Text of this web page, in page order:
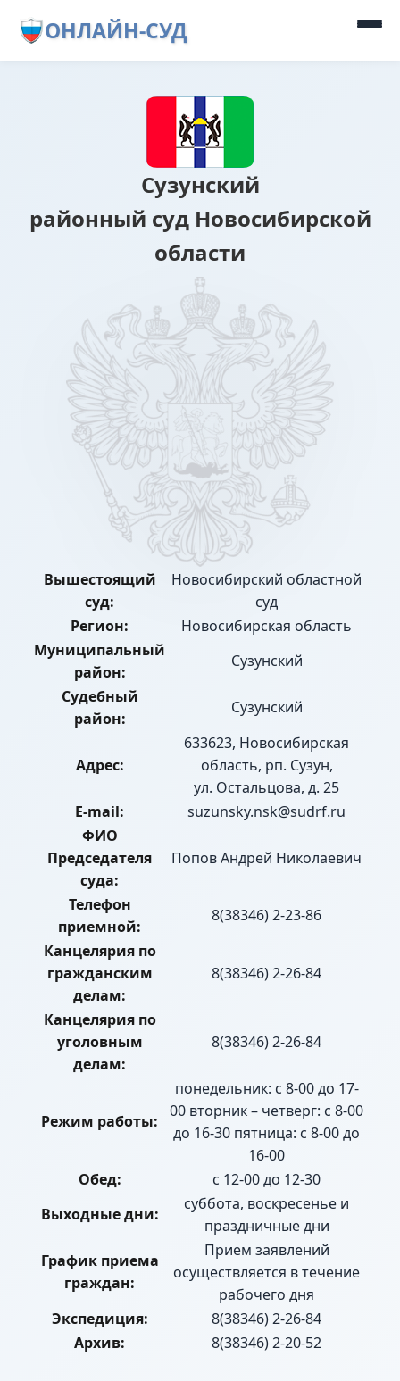
ОНЛАЙН-СУД
Сузунский
районный суд Новосибирской
области
Вышестоящий
суд:
Новосибирский областной
суд
Регион:
Новосибирская область
Муниципальный
район:
Сузунский
Судебный
район:
Сузунский
Адрес:
633623, Новосибирская
область, рп. Сузун,
ул. Остальцова, д. 25
E-mail:
suzunsky.nsk@sudrf.ru
ФИО
Председателя
суда:
Попов Андрей Николаевич
Телефон
приемной:
8(38346) 2-23-86
Канцелярия по
гражданским
делам:
8(38346) 2-26-84
Канцелярия по
уголовным
делам:
8(38346) 2-26-84
Режим работы:
понедельник: с 8-00 до 17-
00 вторник – четверг: с 8-00
до 16-30 пятница: с 8-00 до
16-00
Обед:
с 12-00 до 12-30
Выходные дни:
суббота, воскресенье и
праздничные дни
График приема
граждан:
Прием заявлений
осуществляется в течение
рабочего дня
Экспедиция:
8(38346) 2-26-84
Архив:
8(38346) 2-20-52